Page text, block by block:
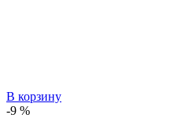
В корзину
-9 %